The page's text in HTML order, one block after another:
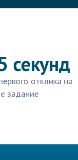
секунд
отклика на
задание